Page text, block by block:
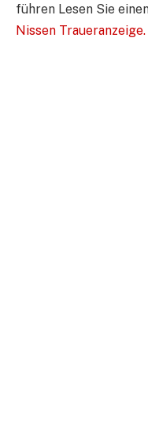
führen Lesen Sie
Nissen Traueranzeige.